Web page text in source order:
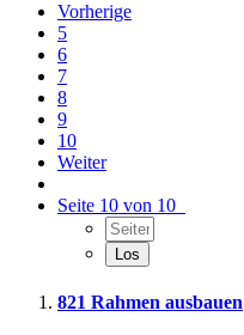
Vorherige
5
6
7
8
9
10
Weiter
Seite 10 von 10
821 Rahmen ausbauen